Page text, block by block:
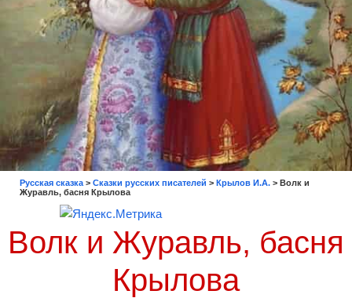
Русская сказка > Сказки русских писателей > Крылов И.А. > Волк и
Журавль, басня Крылова
Волк и Журавль, басня
Крылова